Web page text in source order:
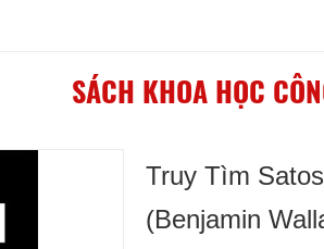
SÁCH KHOA HỌC
Truy Tìm
(Benjamin